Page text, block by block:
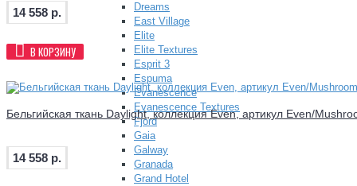
Dreams
East Village
Elite
Elite Textures
Esprit 3
Espuma
Evanescence
Evanescence Textures
Fjord
Gaia
Galway
Granada
Grand Hotel
14 558 р.
В КОРЗИНУ
Бельгийская ткань Daylight, коллекция Even, артикул Even/
14 558 р.